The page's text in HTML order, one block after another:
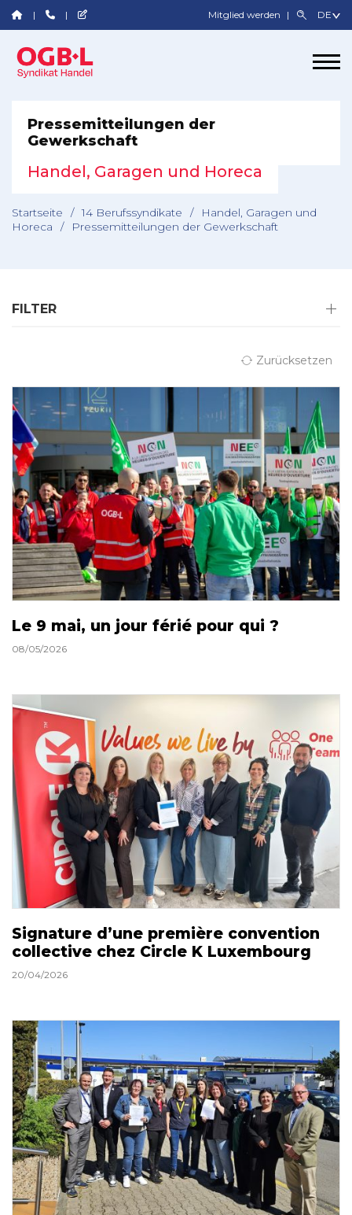
Mitglied werden
Pressemitteilungen der
Gewerkschaft
Handel, Garagen und Horeca
Startseite / 14 Berufssyndikate /
Handel, Garagen und
Horeca
/ Pressemitteilungen der Gewerkschaft
FILTER
Zurücksetzen
Le 9 mai, un jour férié pour qui ?
08/05/2026
Signature d’une première convention
collective chez Circle K Luxembourg
20/04/2026